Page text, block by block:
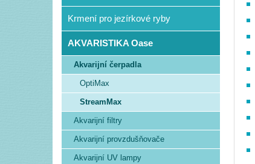
Krmení pro jezírkové ryby
AKVARISTIKA Oase
Akvarijní čerpadla
OptiMax
StreamMax
Akvarijní filtry
Akvarijní provzdušňovače
Akvarijní UV lampy